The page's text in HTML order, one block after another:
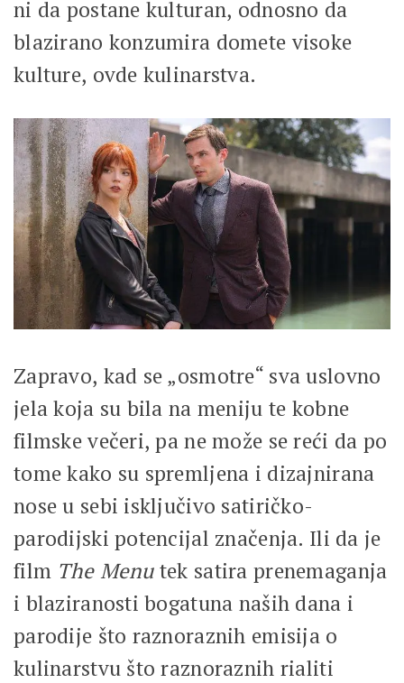
ni da postane kulturan, odnosno da
blazirano konzumira domete visoke
kulture, ovde kulinarstva.
Zapravo, kad se „osmotre“ sva uslovno
jela koja su bila na meniju te kobne
filmske večeri, pa ne može se reći da po
tome kako su spremljena i dizajnirana
nose u sebi isključivo satiričko-
parodijski potencijal značenja. Ili da je
film The Menutek satira prenemaganja
i blaziranosti bogatuna naših dana i
parodije što raznoraznih emisija o
kulinarstvu što raznoraznih rialiti